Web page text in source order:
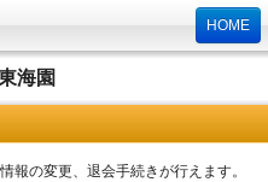
HOME
海園
報の変更、退会手続きが行えます。